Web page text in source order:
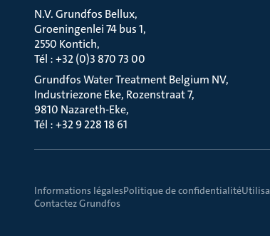
N.V. Grundfos Bellux
Groeningenlei 74 bus 1
2550 Kontich
Tél : +32 (0)3 870 73 00
Grundfos Water Treatment Belgium NV
Industriezone Eke, Rozenstraat 7
9810 Nazareth-Eke
Tél : +32 9 228 18 61
Informations légalesPolitique de confidentialité
Contactez Grundfos